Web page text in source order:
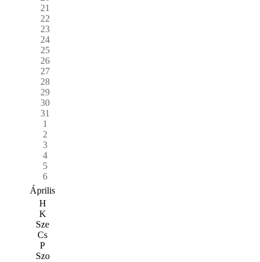
21
22
23
24
25
26
27
28
29
30
31
1
2
3
4
5
6
Április
H
K
Sze
Cs
P
Szo